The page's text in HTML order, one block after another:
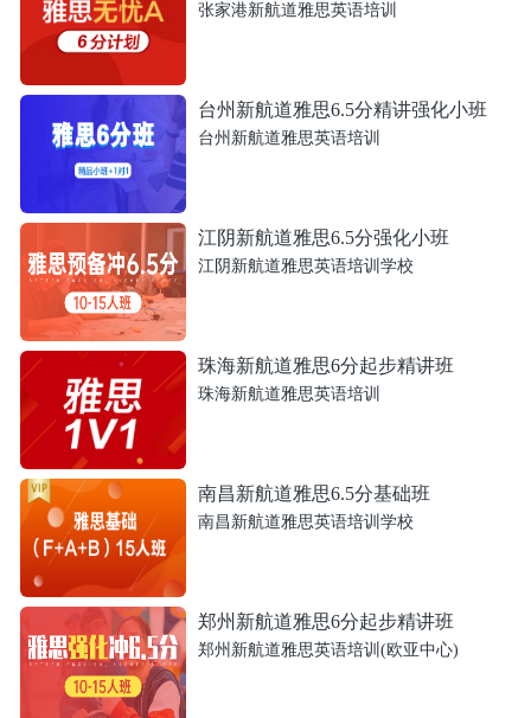
张家港新航道雅思英语培训
台州新航道雅思6.5分精讲强化小班
台州新航道雅思英语培训
江阴新航道雅思6.5分强化小班
江阴新航道雅思英语培训学校
珠海新航道雅思6分起步精讲班
珠海新航道雅思英语培训
南昌新航道雅思6.5分基础班
南昌新航道雅思英语培训学校
郑州新航道雅思6分起步精讲班
郑州新航道雅思英语培训(欧亚中心)